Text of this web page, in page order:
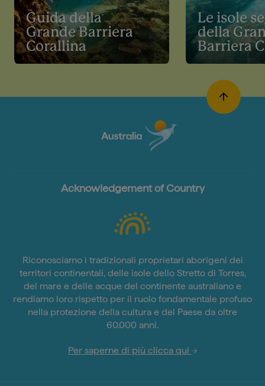
Guida della
Grande Barriera
Corallina
Le isole
della
Barriera
Acknowledgement of Country
Riconosciamo i tradizionali proprietari aborigeni dei
territori continentali, delle isole dello Stretto di Torres,
del mare e delle acque del continente australiano e
rendiamo loro rispetto per il ruolo fondamentale profuso
nella protezione della cultura e del Paese da oltre
60.000 anni.
Per saperne di più clicca qui